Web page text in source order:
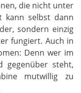
die nicht unter
kann selbst dann
sondern einzig
fungiert. Auch in
Denn wer im
gegenüber steht,
mutwillig zu